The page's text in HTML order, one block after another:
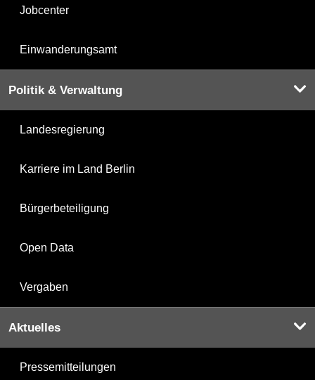
Jobcenter
Einwanderungsamt
Politik & Verwaltung
Landesregierung
Karriere im Land Berlin
Bürgerbeteiligung
Open Data
Vergaben
Aktuelles
Pressemitteilungen